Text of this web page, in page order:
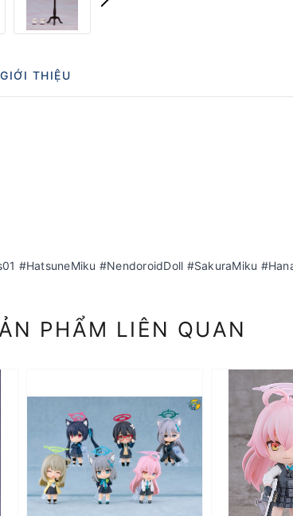
GIỚI THIỆU
#HatsuneMiku #NendoroidDoll #SakuraMiku
PHẨM LIÊN QUAN